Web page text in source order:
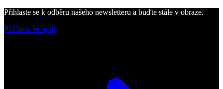
Přihlaste se k odběru našeho newsletteru a buďte stále v obraze.
Přihlaste se nyní